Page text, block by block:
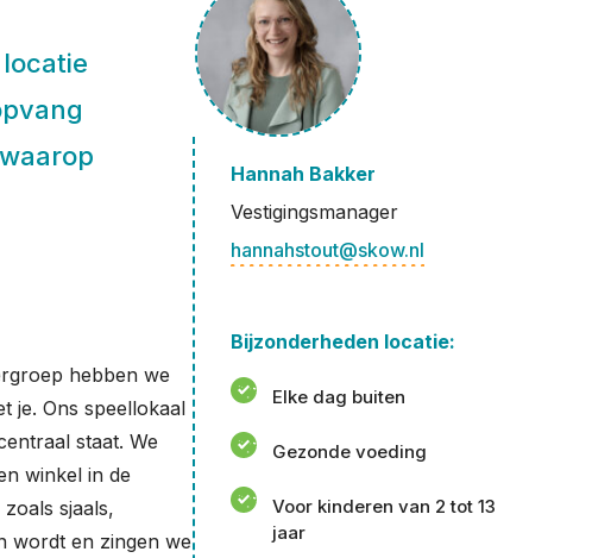
hebben we
je. Ons speellokaal
staat. We
winkel in de
sjaals,
wordt en zingen we
Hannah Bakker
Vestigingsmanager
hannahstout@skow.nl
Bijzonderheden locatie:
Elke dag buiten
Gezonde voeding
Voor kinderen van 2 tot 13
jaar